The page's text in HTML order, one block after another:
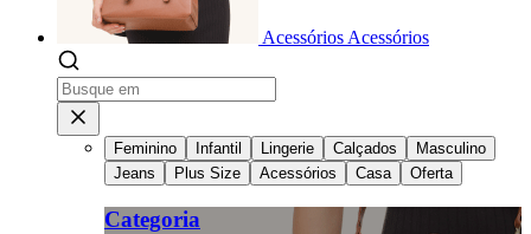
Acessórios Acessórios
Feminino Infantil Lingerie Calçados
Masculino
Jeans
Plus Size Acessórios Casa Oferta
Categoria